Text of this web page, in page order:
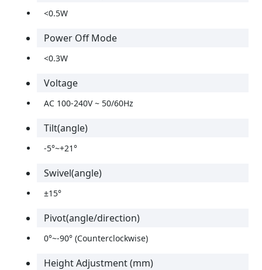
<0.5W
Power Off Mode
<0.3W
Voltage
AC 100-240V ~ 50/60Hz
Tilt(angle)
-5°~+21°
Swivel(angle)
±15°
Pivot(angle/direction)
0°~-90° (Counterclockwise)
Height Adjustment (mm)